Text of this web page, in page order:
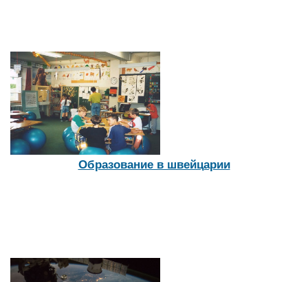
Интересные упражнения для развития актерского
мастерства